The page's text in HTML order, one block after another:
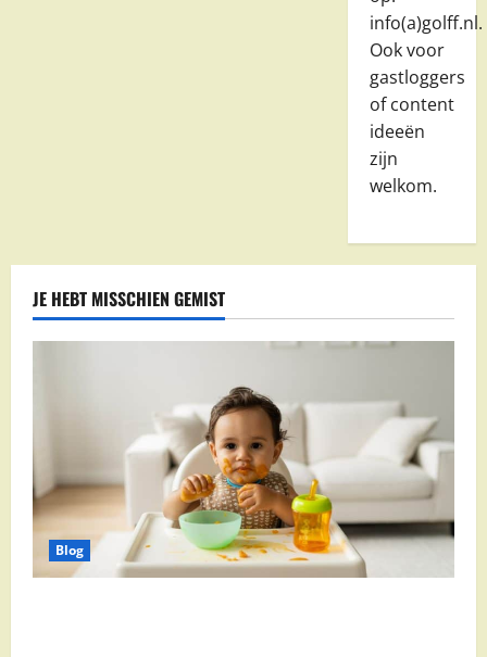
info(a)golff.nl.
Ook voor
gastloggers
of content
ideeën
zijn
welkom.
JE HEBT MISSCHIEN GEMIST
Blog